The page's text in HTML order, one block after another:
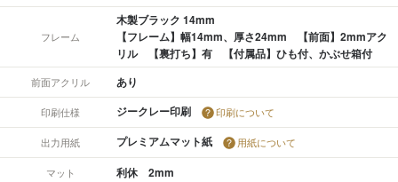
フレーム
木製ブラック 14mm
【フレーム】幅14mm、厚さ24mm 【前面】2mmアク
リル 【裏打ち】有 【付属品】ひも付、かぶせ箱付
前面アクリル あり
印刷仕様 ジークレー印刷 印刷について
出力用紙 プレミアムマット紙 用紙について
マット 利休 2mm